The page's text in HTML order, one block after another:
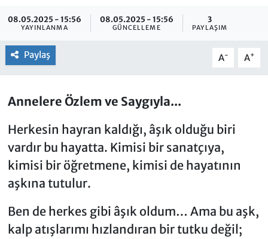
08.05.2025 - 15:56
YAYINLANMA
08.05.2025 - 15:56
GÜNCELLEME
3
PAYLAŞIM
Paylaş A- A+
Annelere Özlem ve Saygıyla...
Herkesin hayran kaldığı, âşık olduğu biri
vardır bu hayatta. Kimisi bir sanatçıya,
kimisi bir öğretmene, kimisi de hayatının
aşkına tutulur.
Ben de herkes gibi âşık oldum… Ama bu aşk,
kalp atışlarımı hızlandıran bir tutku değil;
Son Dakika Haberleri
Haber Arşivi